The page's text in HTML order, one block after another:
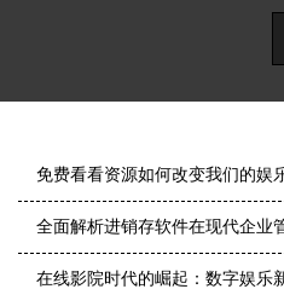
免费看看资源如何改变我们的娱
全面解析进销存软件在现代企业
在线影院时代的崛起：数字娱乐